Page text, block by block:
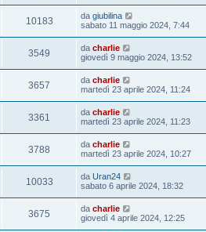
10183 da giubilina
sabato 11 maggio 2024, 7:44
3549 da charlie
giovedì 9 maggio 2024, 13:52
3657 da charlie
martedì 23 aprile 2024, 11:24
3361 da charlie
martedì 23 aprile 2024, 11:23
3788 da charlie
martedì 23 aprile 2024, 10:27
10033 da Uran24
sabato 6 aprile 2024, 18:32
3675 da charlie
giovedì 4 aprile 2024, 12:25